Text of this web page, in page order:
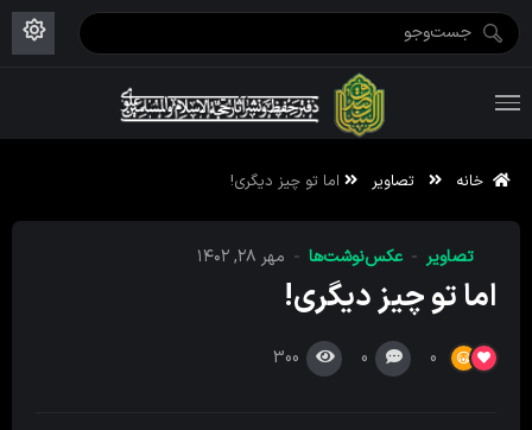
خانه تصاویر اما تو چیز دیگری!
تصاویر عکس‌نوشت‌ها مهر ۲۸, ۱۴۰۲
اما تو چیز دیگری!
0
0
300